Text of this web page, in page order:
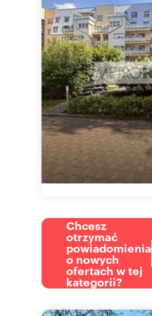
Chcesz
otrzymać
powiadomienia
o nowych
ofertach w tej
kategorii?